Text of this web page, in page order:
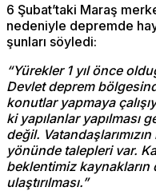
6 Şubat’taki Maraş
nedeniyle depremde
şunları söyledi:
“Yürekler 1 yıl önce
Devlet deprem
konutlar yapmaya
ki yapılanlar yapılması
değil.
yönünde talepleri var.
beklentimiz kaynakların
ulaştırılması.”